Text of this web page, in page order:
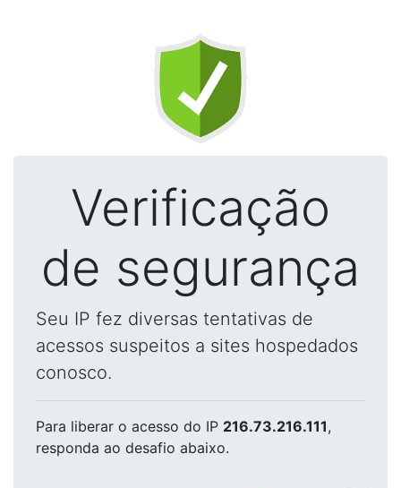
Verificação
de segurança
Seu IP fez diversas tentativas de
acessos suspeitos a sites hospedados
conosco.
Para liberar o acesso do IP 216.73.216.111,
responda ao desafio abaixo.